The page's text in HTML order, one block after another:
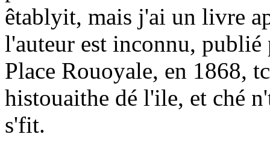
êtablyit, mais j'ai un livre
l'auteur est inconnu,
Place Rouoyale, en 1868,
histouaithe dé l'ile, et ché
s'fit.